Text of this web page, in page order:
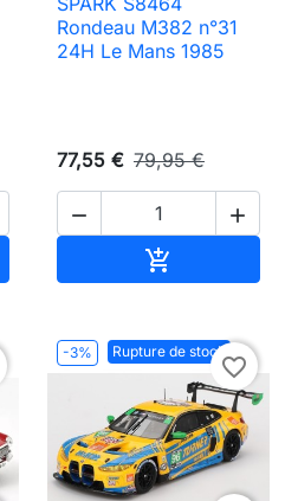
Rondeau M382 n°31
24H Le Mans 1985
77,55 € 79,95 €
 

-3% Rupture de stock
favorite_border